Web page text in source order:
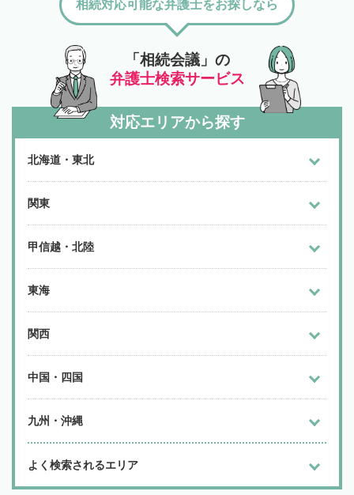
「相続会議」の
弁護士検索サービス
相続対応可能な弁護士をお探しなら
対応エリアから探す
北海道・東北
関東
甲信越・北陸
東海
関西
中国・四国
九州・沖縄
よく検索されるエリア